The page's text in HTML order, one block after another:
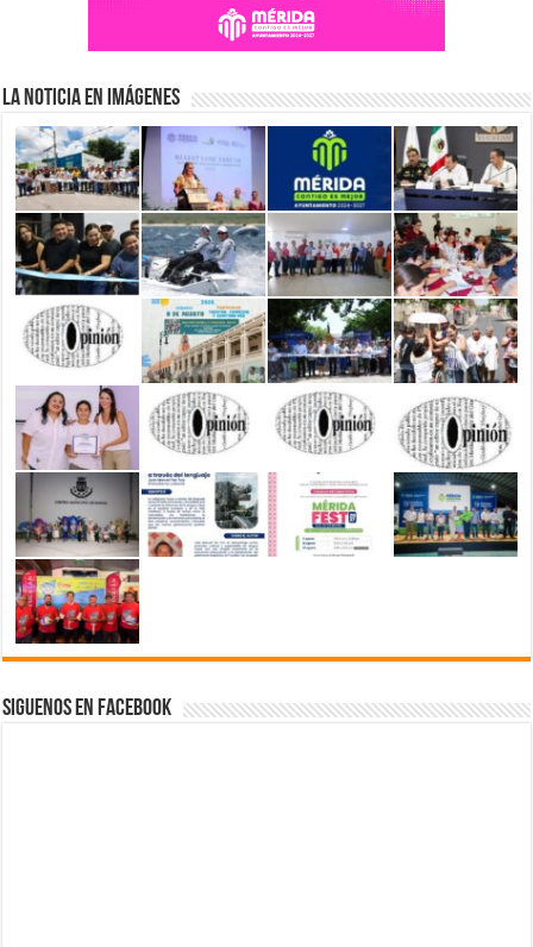
La Noticia en Imágenes
Siguenos en Facebook